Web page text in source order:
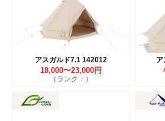
アスガルド7.1 142012
18,000〜23,000円
（ランク：）